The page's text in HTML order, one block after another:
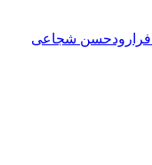
حسن شجاعی